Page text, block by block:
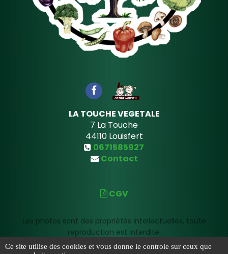
LA TOUCHE VEGETALE
7 La Touche
44110 Louisfert
0671585927
Contact
CGV
Les photos sont des propriétés intellectuelles, toute
reproduction est interdite.
Ce site utilise des cookies et vous donne le controle sur ceux que